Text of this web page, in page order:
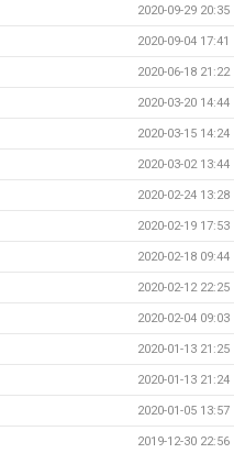
2020-09-29 20:35
2020-09-04 17:41
2020-06-18 21:22
2020-03-20 14:44
2020-03-15 14:24
2020-03-02 13:44
2020-02-24 13:28
2020-02-19 17:53
2020-02-18 09:44
2020-02-12 22:25
2020-02-04 09:03
2020-01-13 21:25
2020-01-13 21:24
2020-01-05 13:57
2019-12-30 22:56